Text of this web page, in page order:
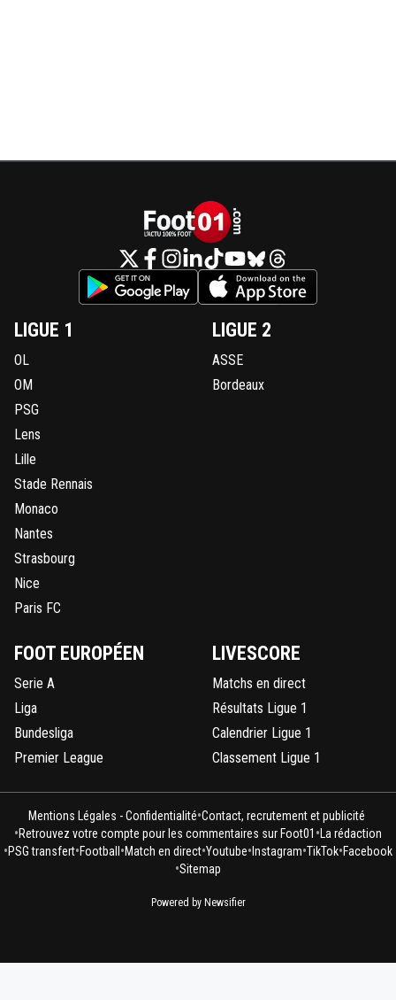
LIGUE 1
OL
OM
PSG
Lens
Lille
Stade Rennais
Monaco
Nantes
Strasbourg
Nice
Paris FC
LIGUE 2
ASSE
Bordeaux
FOOT EUROPÉEN
Serie A
Liga
Bundesliga
Premier League
LIVESCORE
Matchs en direct
Résultats Ligue 1
Calendrier Ligue 1
Classement Ligue 1
Mentions Légales - Confidentialité•Contact, recrutement et publicité
•Retrouvez votre compte pour les commentaires sur Foot01 • La rédaction
•PSG transfert•Football •Match en direct•Youtube• Instagram•TikTok•Facebook
•Sitemap
Powered by Newsifier